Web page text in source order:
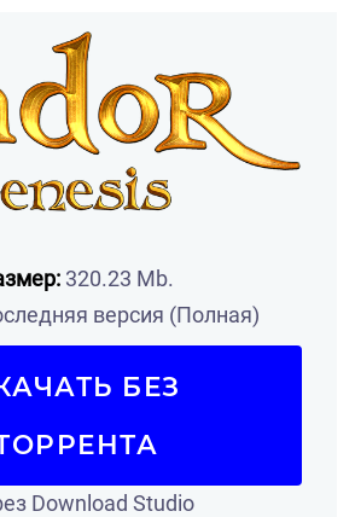
320.23 Mb.
версия (Полная)
БЕЗ
Download Studio